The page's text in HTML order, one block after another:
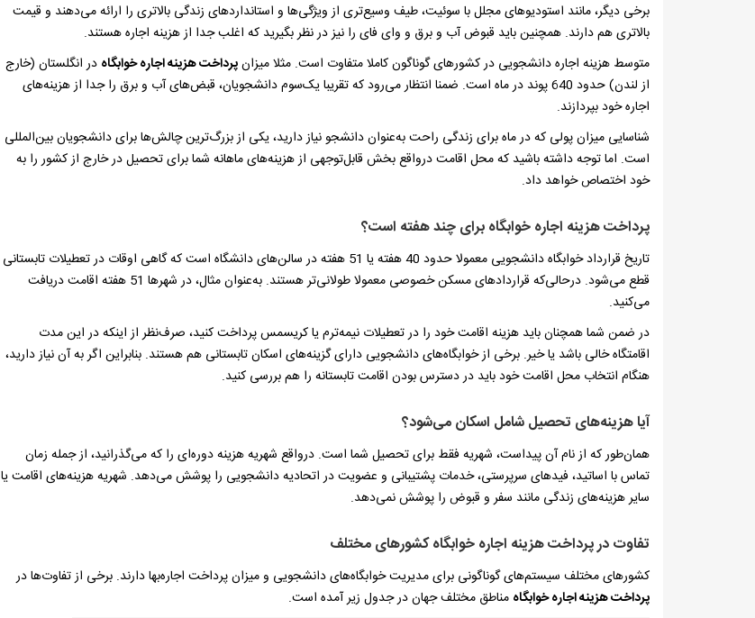
برخی دیگر، مانند استودیوهای مجلل با سوئیت، طیف وسیع‌تری از ویژگی‌ها و استانداردهای زندگی بالاتری را ارائه می‌دهند و قیمت
بالاتری هم دارند. همچنین باید قبوض آب و برق و وای فای را نیز در نظر بگیرید که اغلب جدا از هزینه اجاره هستند.
متوسط هزینه اجاره دانشجویی در کشورهای گوناگون کاملا متفاوت است. مثلا میزانپرداخت هزینه اجاره خوابگاه در انگلستان (خارج
از لندن) حدود 640 پوند در ماه است. ضمنا انتظار می‌رود که تقریبا یک‌سوم دانشجویان، قبض‌های آب و برق را جدا از هزینه‌های
اجاره خود بپردازند.
شناسایی میزان پولی که در ماه برای زندگی راحت به‌عنوان دانشجو نیاز دارید، یکی از بزرگ‌ترین چالش‌ها برای دانشجویان بین‌المللی
است. اما توجه داشته باشید که محل اقامت درواقع بخش قابل‌توجهی از هزینه‌های ماهانه شما برای تحصیل در خارج از کشور را به
خود اختصاص خواهد داد.
پرداخت هزینه اجاره خوابگاه برای چند هفته است؟
تاریخ قرارداد خوابگاه دانشجویی معمولا حدود 40 هفته یا 51 هفته در سالن‌های دانشگاه است که گاهی اوقات در تعطیلات تابستانی
قطع می‌شود. درحالی‌که قراردادهای مسکن خصوصی معمولا طولانی‌تر هستند. به‌عنوان مثال، در شهرها 51 هفته اقامت دریافت
می‌کنید.
در ضمن شما همچنان باید هزینه اقامت خود را در تعطیلات نیمه‌ترم یا کریسمس پرداخت کنید، صرف‌نظر از اینکه در این مدت
اقامتگاه خالی باشد یا خیر. برخی از خوابگاه‌های دانشجویی دارای گزینه‌های اسکان تابستانی هم هستند. بنابراین اگر به آن نیاز دارید،
هنگام انتخاب محل اقامت خود باید در دسترس بودن اقامت تابستانه را هم بررسی کنید.
آیا هزینه‌های تحصیل شامل اسکان می‌شود؟
همان‌طور که از نام آن پیداست، شهریه فقط برای تحصیل شما است. درواقع شهریه هزینه دوره‌ای را که می‌گذرانید، از جمله زمان
تماس با اساتید، فیدهای سرپرستی، خدمات پشتیبانی و عضویت در اتحادیه دانشجویی را پوشش می‌دهد. شهریه هزینه‌های اقامت یا
سایر هزینه‌های زندگی مانند سفر و قبوض را پوشش نمی‌دهد.
تفاوت در پرداخت هزینه اجاره خوابگاه کشورهای مختلف
کشورهای مختلف سیستم‌های گوناگونی برای مدیریت خوابگاه‌های دانشجویی و میزان پرداخت اجاره‌بها دارند. برخی از تفاوت‌ها در
پرداخت هزینه اجاره خوابگاه مناطق مختلف جهان در جدول زیر آمده است.